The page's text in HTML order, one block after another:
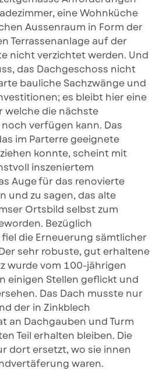
eine Wohnküche
Aussenraum in Form der
Terrassenanlage auf der
nicht verzichtet werden. Und
das Dachgeschoss nicht
bauliche Sachzwänge und
es bleibt hier eine
welche die nächste
verfügen kann. Das
im Parterre geeignete
konnte, scheint mit
inszeniertem
Auge für das renovierte
und zu sagen, das alte
Ortsbild selbst zum
Bezüglich
die Erneuerung sämtlicher
sehr robuste, gut erhaltene
wurde vom 100-jährigen
einigen Stellen geflickt und
Das Dach musste nur
der in Zinkblech
an Dachgauben und Turm
Teil erhalten bleiben. Die
dort ersetzt, wo sie innen
waren.